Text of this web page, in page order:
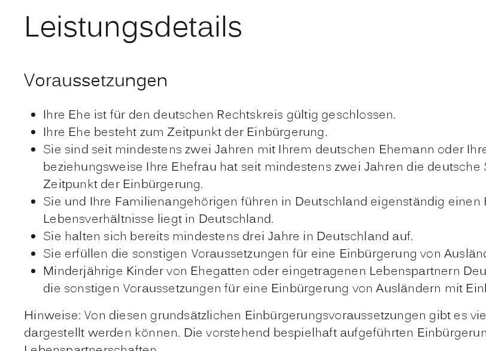
Leistungsdetails
Voraussetzungen
Ihre Ehe ist für den deutschen Rechtskreis gültig geschlossen.
Ihre Ehe besteht zum Zeitpunkt der Einbürgerung.
Sie sind seit mindestens zwei Jahren mit Ihrem deutschen Ehemann oder
beziehungsweise Ihre Ehefrau hat seit mindestens zwei Jahren die
Zeitpunkt der Einbürgerung.
Sie und Ihre Familienangehörigen führen in Deutschland eigenständig
Lebensverhältnisse liegt in Deutschland.
Sie halten sich bereits mindestens drei Jahre in Deutschland auf.
Sie erfüllen die sonstigen Voraussetzungen für eine Einbürgerung von
Minderjährige Kinder von Ehegatten oder eingetragenen Lebenspartnern
die sonstigen Voraussetzungen für eine Einbürgerung von Ausländern mit
Hinweise: Von diesen grundsätzlichen Einbürgerungsvoraussetzungen gibt es
dargestellt werden können. Die vorstehend bespielhaft aufgeführten